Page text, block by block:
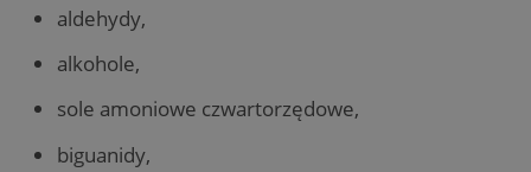
aldehydy,
alkohole,
sole amoniowe czwartorzędowe,
biguanidy,